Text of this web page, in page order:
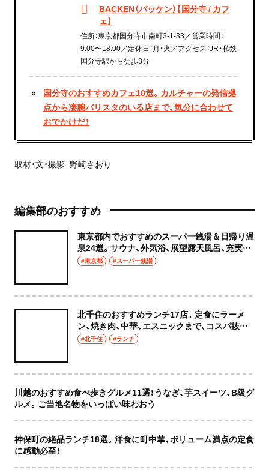
BACKEN（バッケン）【国分寺 / カフ
ェ】
住所：東京都国分寺市南町3-1-33／営業時間：
9:00〜18:00／定休日：月・火／アクセス：JR・私鉄
国分寺駅から徒歩8分
国分寺のおすすめカフェ10選。カルチャーの発信拠
点から凄腕バリスタのいる店まで、気分に合わせて
おでかけだ！
取材・文・撮影=野崎さおり
編集部のおすすめ
東京都内でおすすめのスーパー銭湯＆日帰り温
泉24選。サウナ、外気浴、展望露天風呂、充実の
癒やし空間へ
#東京都 #スーパー銭湯
北千住のおすすめランチ17店。定食にラーメ
ン、焼き肉、中華、エスニックまで、コスパ抜群
な店もおしゃれな店も網羅してご紹介！
#北千住 #ランチ
川越のおすすめ食べ歩きグルメ11選！うなぎ、芋スイーツ、B級グ
ルメ。ご当地名物をいっぱい味わおう
神保町の絶品ランチ18選。洋食に町中華、ボリューム満点の定食
に感動必至！